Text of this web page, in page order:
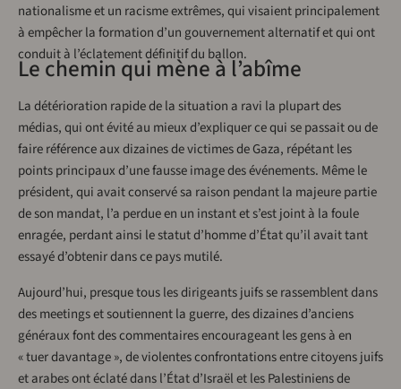
nationalisme et un racisme extrêmes, qui visaient principalement
à empêcher la formation d’un gouvernement alternatif et qui ont
conduit à l’éclatement définitif du ballon.
Le chemin qui mène à l’abîme
La détérioration rapide de la situation a ravi la plupart des
médias, qui ont évité au mieux d’expliquer ce qui se passait ou de
faire référence aux dizaines de victimes de Gaza, répétant les
points principaux d’une fausse image des événements. Même le
président, qui avait conservé sa raison pendant la majeure partie
de son mandat, l’a perdue en un instant et s’est joint à la foule
enragée, perdant ainsi le statut d’homme d’État qu’il avait tant
essayé d’obtenir dans ce pays mutilé.
Aujourd’hui, presque tous les dirigeants juifs se rassemblent dans
des meetings et soutiennent la guerre, des dizaines d’anciens
généraux font des commentaires encourageant les gens à en
« tuer davantage », de violentes confrontations entre citoyens juifs
et arabes ont éclaté dans l’État d’Israël et les Palestiniens de